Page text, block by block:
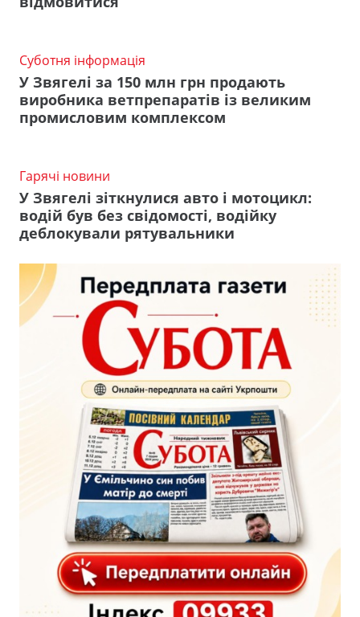
Суботня інформація
У Звягелі за 150 млн грн продають
виробника ветпрепаратів із великим
промисловим комплексом
Гарячі новини
У Звягелі зіткнулися авто і мотоцикл:
водій був без свідомості, водійку
деблокували рятувальники